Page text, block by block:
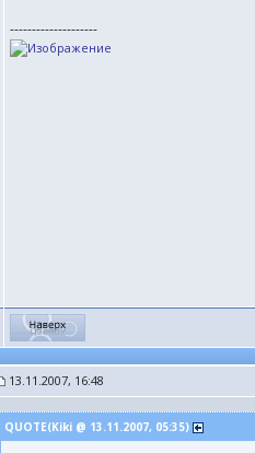
--------------------
13.11.2007, 16:48
QUOTE(Kiki @ 13.11.2007, 05:35)